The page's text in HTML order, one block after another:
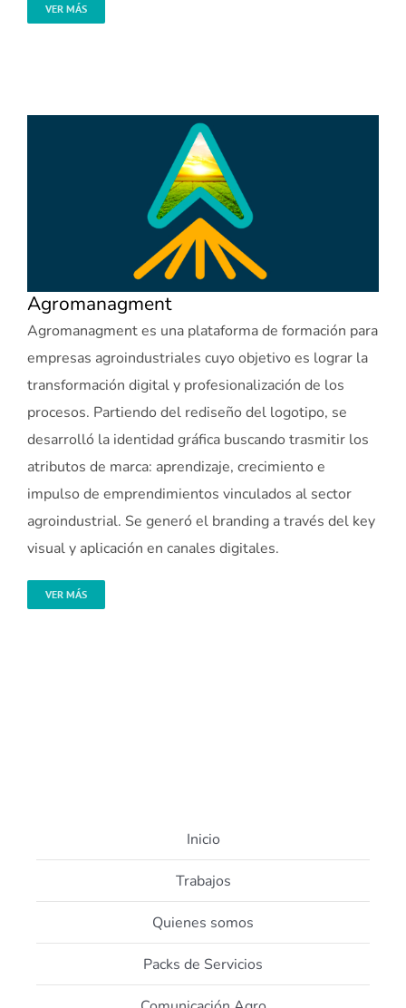
VER MÁS
Agromanagment
Agromanagment es una plataforma de formación para
empresas agroindustriales cuyo objetivo es lograr la
transformación digital y profesionalización de los
procesos. Partiendo del rediseño del logotipo, se
desarrolló la identidad gráfica buscando trasmitir los
atributos de marca: aprendizaje, crecimiento e
impulso de emprendimientos vinculados al sector
agroindustrial. Se generó el branding a través del key
visual y aplicación en canales digitales.
VER MÁS
Inicio
Trabajos
Quienes somos
Packs de Servicios